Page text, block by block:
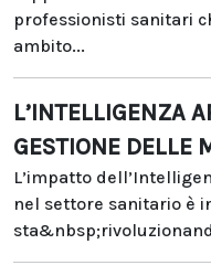
professionisti sanitari
ambito...
L’INTELLIGENZA
GESTIONE DELLE
L’impatto
nel settore sanitario è